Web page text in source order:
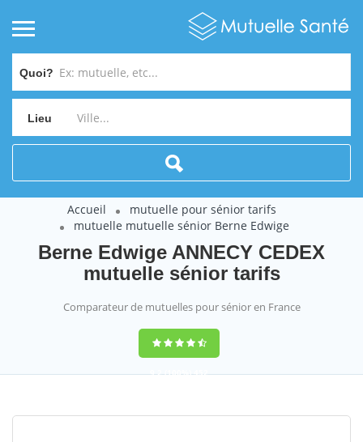
Quoi?
Lieu
Accueil
mutuelle pour sénior tarifs
mutuelle mutuelle sénior Berne Edwige
Berne Edwige ANNECY CEDEX
mutuelle sénior tarifs
Comparateur de mutuelles pour sénior en France
9,2(100%)452